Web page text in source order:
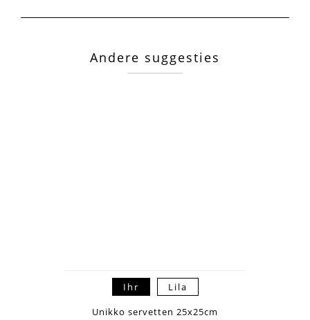
Andere suggesties
Ihr Lila
Unikko servetten 25x25cm